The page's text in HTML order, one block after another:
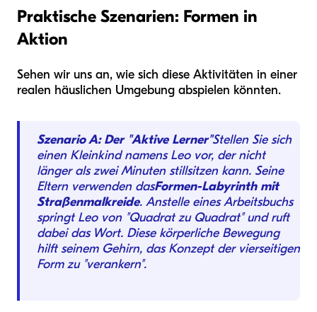
Praktische Szenarien: Formen in
Aktion
Sehen wir uns an, wie sich diese Aktivitäten in einer
realen häuslichen Umgebung abspielen könnten.
Szenario A: Der "Aktive Lerner"Stellen Sie sich
einen Kleinkind namens Leo vor, der nicht
länger als zwei Minuten stillsitzen kann. Seine
Eltern verwenden dasFormen-Labyrinth mit
Straßenmalkreide. Anstelle eines Arbeitsbuchs
springt Leo von "Quadrat zu Quadrat" und ruft
dabei das Wort. Diese körperliche Bewegung
hilft seinem Gehirn, das Konzept der vierseitigen
Form zu "verankern".